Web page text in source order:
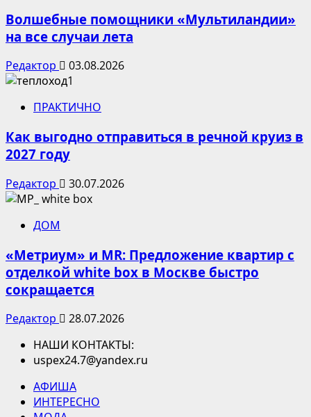
Волшебные помощники «Мультиландии»
на все случаи лета
Редактор 03.08.2026
ПРАКТИЧНО
Как выгодно отправиться в речной круиз в
2027 году
Редактор 30.07.2026
ДОМ
«Метриум» и MR: Предложение квартир с
отделкой white box в Москве быстро
сокращается
Редактор
28.07.2026
НАШИ КОНТАКТЫ:
uspex24.7@yandex.ru
АФИША
ИНТЕРЕСНО